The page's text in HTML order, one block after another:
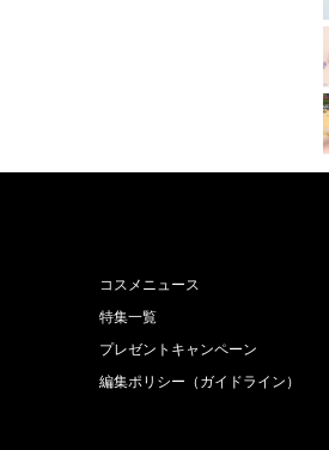
コスメニュース
特集一覧
プレゼントキャンペーン
編集ポリシー（ガイドライン）